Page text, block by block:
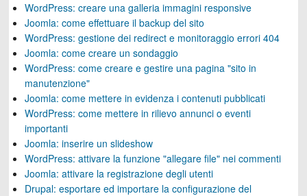
WordPress: creare una galleria immagini responsive
Joomla: come effettuare il backup del sito
WordPress: gestione dei redirect e monitoraggio errori 404
Joomla: come creare un sondaggio
WordPress: come creare e gestire una pagina "sito in
manutenzione"
Joomla: come mettere in evidenza i contenuti pubblicati
WordPress: come mettere in rilievo annunci o eventi
importanti
Joomla: inserire un slideshow
WordPress: attivare la funzione "allegare file" nei commenti
Joomla: attivare la registrazione degli utenti
Drupal: esportare ed importare la configurazione del